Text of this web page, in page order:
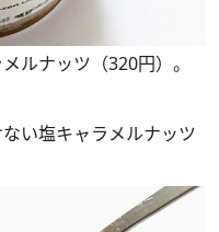
ルナッツ（320円）。
い塩キャラメルナッツ